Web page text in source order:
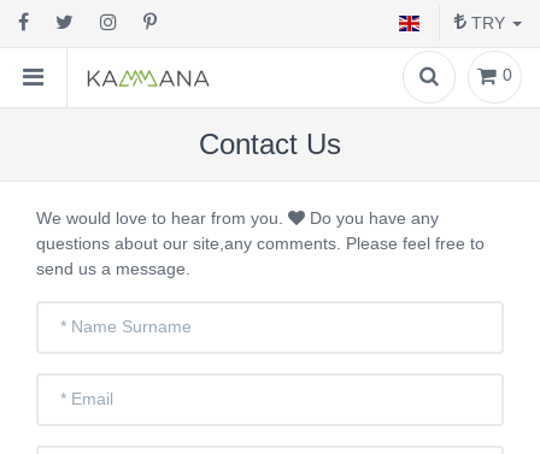
TRY
0
Contact Us
We would love to hear from you.
Do you have any
questions about our site,any comments. Please feel free to
send us a message.